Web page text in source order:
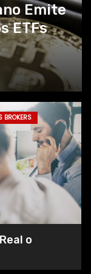
Emite
ETFs
BROKERS
o